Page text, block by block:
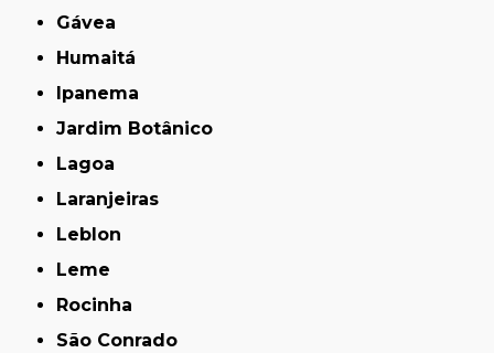
Gávea
Humaitá
Ipanema
Jardim Botânico
Lagoa
Laranjeiras
Leblon
Leme
Rocinha
São Conrado